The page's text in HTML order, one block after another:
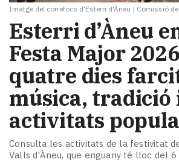
Imatge del correfocs d'Esterri d'Àneu | Comissió
Esterri d’Àneu
Festa Major
quatre dies
música, tradició
activitats
Consulta les activitats de la festivitat
Valls d'Àneu, que enguany té lloc del